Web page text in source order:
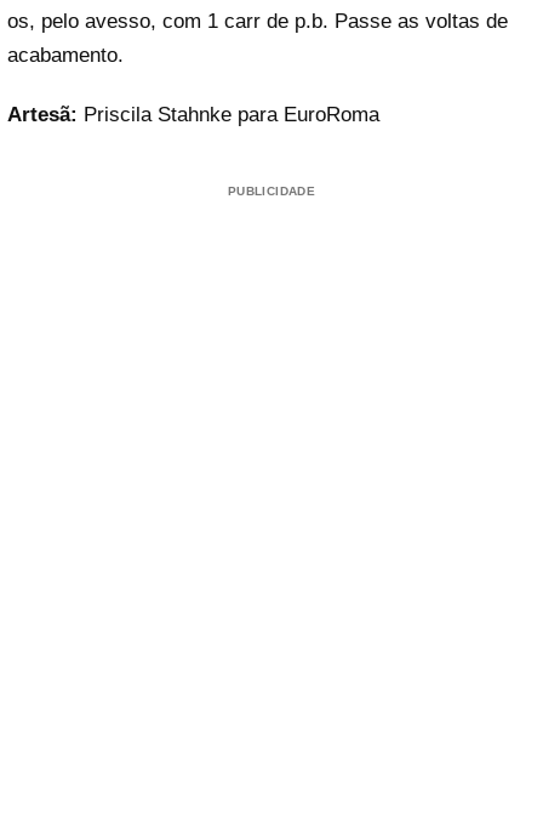
os, pelo avesso, com 1 carr de p.b. Passe as voltas de
acabamento.
Artesã: Priscila Stahnke para EuroRoma
PUBLICIDADE